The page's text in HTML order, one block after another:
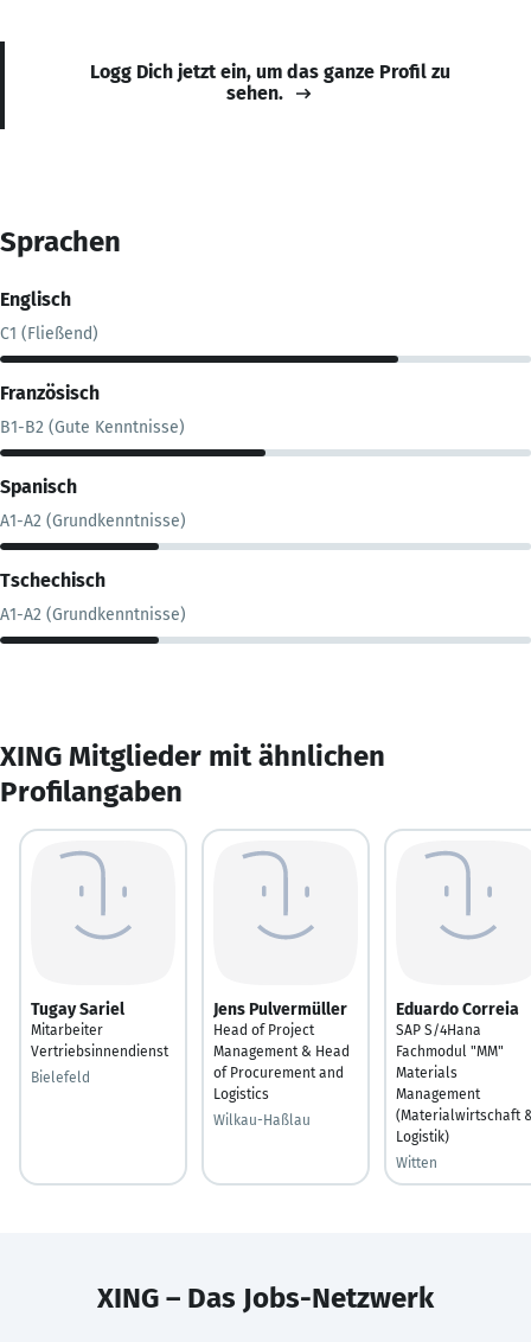
Logg Dich jetzt ein, um das ganze Profil zu
sehen.
Sprachen
Englisch
C1 (Fließend)
Französisch
B1-B2 (Gute Kenntnisse)
Spanisch
A1-A2 (Grundkenntnisse)
Tschechisch
A1-A2 (Grundkenntnisse)
XING Mitglieder mit ähnlichen
Profilangaben
Tugay Sariel
Mitarbeiter
Vertriebsinnendienst
Bielefeld
Jens Pulvermüller
Head of Project
Management & Head
of Procurement and
Logistics
Wilkau-Haßlau
Eduardo Correia
SAP S/4Hana
Fachmodul "MM"
Materials
Management
(Materialwirtschaft
Logistik)
Witten
XING – Das Jobs-Netzwerk